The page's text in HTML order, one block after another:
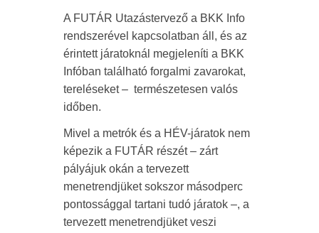
A FUTÁR Utazástervező a BKK Info
rendszerével kapcsolatban áll, és az
érintett járatoknál megjeleníti a BKK
Infóban található forgalmi zavarokat,
tereléseket – természetesen valós
időben.
Mivel a metrók és a HÉV-járatok nem
képezik a FUTÁR részét – zárt
pályájuk okán a tervezett
menetrendjüket sokszor másodperc
pontossággal tartani tudó járatok –, a
tervezett menetrendjüket veszi